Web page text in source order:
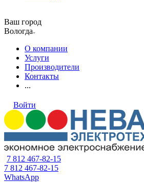
Ваш город
Вологда
О компании
Услуги
Производители
Контакты
...
Войти
7 812 467-82-15
7 812 467-82-15
WhatsApp